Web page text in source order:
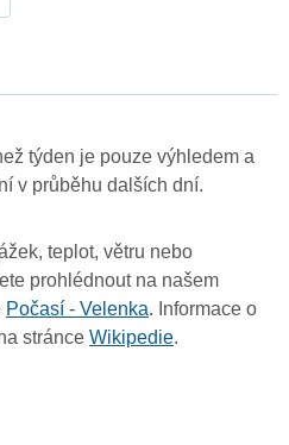
týden je pouze výhledem a
v průběhu dalších dní.
teplot, větru nebo
prohlédnout na našem
Počasí - Velenka. Informace o
stránce Wikipedie.